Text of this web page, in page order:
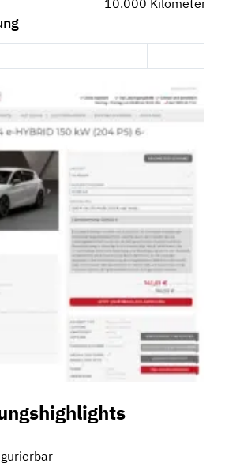
10.000 Kilometer